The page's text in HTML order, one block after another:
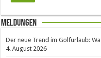
Meldungen
Der neue Trend im Golfurlaub:
4. August 2026